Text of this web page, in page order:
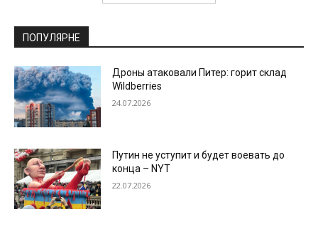
ПОПУЛЯРНЕ
Дроны атаковали Питер: горит склад
Wildberries
24.07.2026
Путин не уступит и будет воевать до
конца – NYT
22.07.2026